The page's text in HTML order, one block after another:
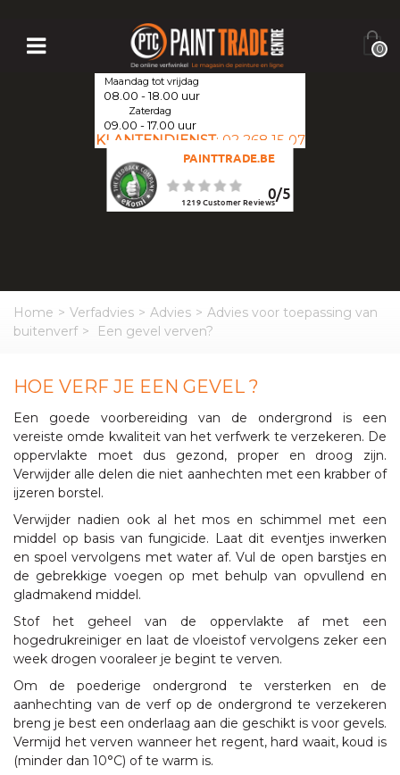
0
Maandag tot vrijdag
08.00 - 18.00 uur
Zaterdag
09.00 - 17.00 uur
KLANTENDIENST: 02 268 15 07
PAINTTRADE.BE
0/5
1219Customer Reviews
Home > Verfadvies > Advies > Advies voor toepassing van
buitenverf > Een gevel verven?
HOE VERF JE EEN GEVEL ?
Een goede voorbereiding van de ondergrond is een
vereiste omde kwaliteit van het verfwerk te verzekeren. De
oppervlakte moet dus gezond, proper en droog zijn.
Verwijder alle delen die niet aanhechten met een krabber of
ijzeren borstel.
Verwijder nadien ook al het mos en schimmel met een
middel op basis van fungicide. Laat dit eventjes inwerken
en spoel vervolgens met water af. Vul de open barstjes en
de gebrekkige voegen op met behulp van opvullend en
gladmakend middel.
Stof het geheel van de oppervlakte af met een
hogedrukreiniger en laat de vloeistof vervolgens zeker een
week drogen vooraleer je begint te verven.
Om de poederige ondergrond te versterken en de
aanhechting van de verf op de ondergrond te verzekeren
breng je best een onderlaag aan die geschikt is voor gevels.
Vermijd het verven wanneer het regent, hard waait, koud is
(minder dan 10°C) of te warm is.